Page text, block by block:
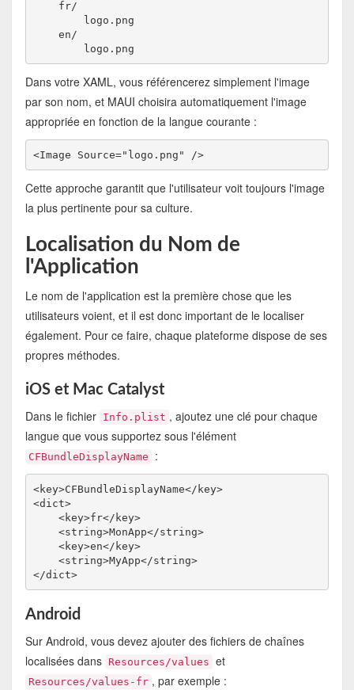
    en/
Dans votre XAML, vous référencerez simplement l'image
par son nom, et MAUI choisira automatiquement l'image
appropriée en fonction de la langue courante :
Cette approche garantit que l'utilisateur voit toujours l'image
la plus pertinente pour sa culture.
Localisation du Nom de
l'Application
Le nom de l'application est la première chose que les
utilisateurs voient, et il est donc important de le localiser
également. Pour ce faire, chaque plateforme dispose de ses
propres méthodes.
iOS et Mac Catalyst
Dans le fichier Info.plist , ajoutez une clé pour chaque
langue que vous supportez sous l'élément
CFBundleDisplayName :
<key>CFBundleDisplayName</key>
<dict>
    <key>fr</key>
    <string>MonApp</string>
    <key>en</key>
    <string>MyApp</string>
Android
Sur Android, vous devez ajouter des fichiers de chaînes
localisées dans Resources/values et
Resources/values-fr , par exemple :